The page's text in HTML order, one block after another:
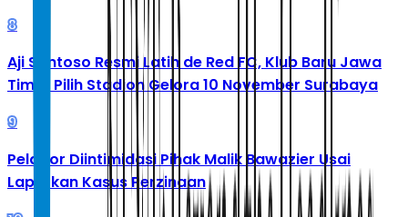
8
Aji Santoso Resmi Latih de Red FC, Klub Baru Jawa
Timur Pilih Stadion Gelora 10 November Surabaya
9
Pelapor Diintimidasi Pihak Malik Bawazier Usai
Laporkan Kasus Perzinaan